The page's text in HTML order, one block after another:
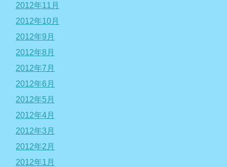
2012年11月
2012年10月
2012年9月
2012年8月
2012年7月
2012年6月
2012年5月
2012年4月
2012年3月
2012年2月
2012年1月